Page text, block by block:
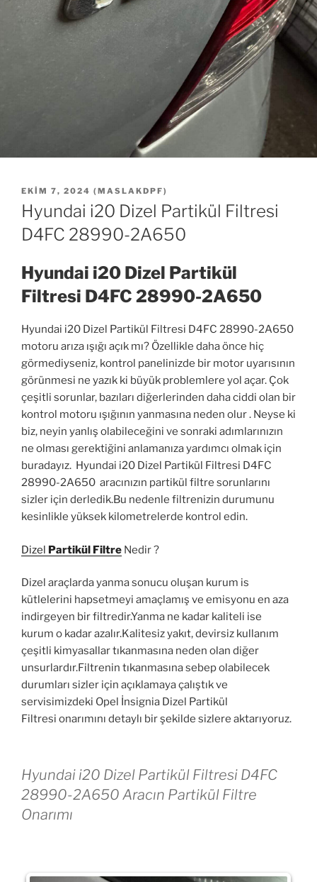
YAYIM
TARIHI
EKIM 7, 2024 ( MASLAKDPF)
Hyundai i20 Dizel Partikül Filtresi
D4FC 28990-2A650
Hyundai i20 Dizel Partikül
Filtresi D4FC 28990-2A650
Hyundai i20 Dizel Partikül Filtresi D4FC 28990-2A650
motoru arıza ışığı açık mı? Özellikle daha önce hiç
görmediyseniz, kontrol panelinizde bir motor uyarısının
görünmesi ne yazık ki büyük problemlere yol açar. Çok
çeşitli sorunlar, bazıları diğerlerinden daha ciddi olan bir
kontrol motoru ışığının yanmasına neden olur . Neyse ki
biz, neyin yanlış olabileceğini ve sonraki adımlarınızın
ne olması gerektiğini anlamanıza yardımcı olmak için
buradayız. Hyundai i20 Dizel Partikül Filtresi D4FC
28990-2A650 aracınızın partikül filtre sorunlarını
sizler için derledik.Bu nedenle filtrenizin durumunu
kesinlikle yüksek kilometrelerde kontrol edin.
Dizel Partikül Filtre Nedir ?
Dizel araçlarda yanma sonucu oluşan kurum is
kütlelerini hapsetmeyi amaçlamış ve emisyonu en aza
indirgeyen bir filtredir.Yanma ne kadar kaliteli ise
kurum o kadar azalır.Kalitesiz yakıt, devirsiz kullanım
çeşitli kimyasallar tıkanmasına neden olan diğer
unsurlardır.Filtrenin tıkanmasına sebep olabilecek
durumları sizler için açıklamaya çalıştık ve
servisimizdeki Opel İnsignia Dizel Partikül
Filtresi onarımını detaylı bir şekilde sizlere aktarıyoruz.
Hyundai i20 Dizel Partikül Filtresi D4FC
28990-2A650 Aracın Partikül Filtre
Onarımı